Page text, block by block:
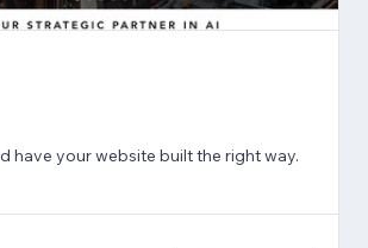
have your website built the right way.